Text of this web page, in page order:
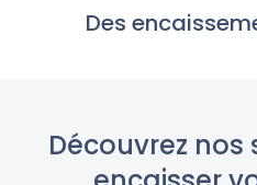
Des
Découvrez